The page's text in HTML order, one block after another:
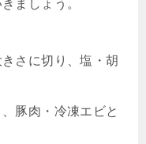
ましょう。
さに切り、塩・胡
豚肉・冷凍エビと